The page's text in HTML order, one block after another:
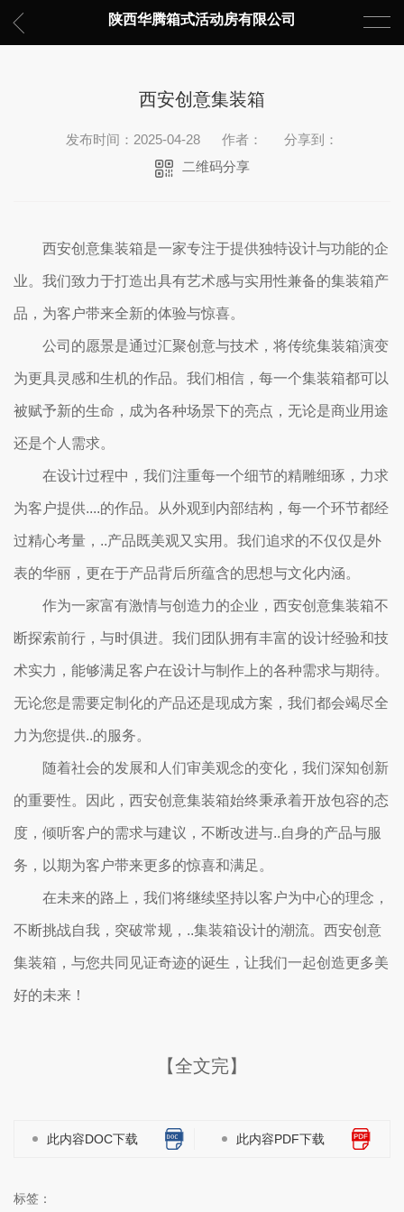
陕西华腾箱式活动房有限公司
西安创意集装箱
发布时间：2025-04-28 作者：
分享到：
二维码分享
西安创意集装箱是一家专注于提供独特设计与功能的企
业。我们致力于打造出具有艺术感与实用性兼备的集装箱产
品，为客户带来全新的体验与惊喜。
公司的愿景是通过汇聚创意与技术，将传统集装箱演变
为更具灵感和生机的作品。我们相信，每一个集装箱都可以
被赋予新的生命，成为各种场景下的亮点，无论是商业用途
还是个人需求。
在设计过程中，我们注重每一个细节的精雕细琢，力求
为客户提供....的作品。从外观到内部结构，每一个环节都经
过精心考量，..产品既美观又实用。我们追求的不仅仅是外
表的华丽，更在于产品背后所蕴含的思想与文化内涵。
作为一家富有激情与创造力的企业，西安创意集装箱不
断探索前行，与时俱进。我们团队拥有丰富的设计经验和技
术实力，能够满足客户在设计与制作上的各种需求与期待。
无论您是需要定制化的产品还是现成方案，我们都会竭尽全
力为您提供..的服务。
随着社会的发展和人们审美观念的变化，我们深知创新
的重要性。因此，西安创意集装箱始终秉承着开放包容的态
度，倾听客户的需求与建议，不断改进与..自身的产品与服
务，以期为客户带来更多的惊喜和满足。
在未来的路上，我们将继续坚持以客户为中心的理念，
不断挑战自我，突破常规，..集装箱设计的潮流。西安创意
集装箱，与您共同见证奇迹的诞生，让我们一起创造更多美
好的未来！
【全文完】
此内容DOC下载 此内容PDF下载
标签：